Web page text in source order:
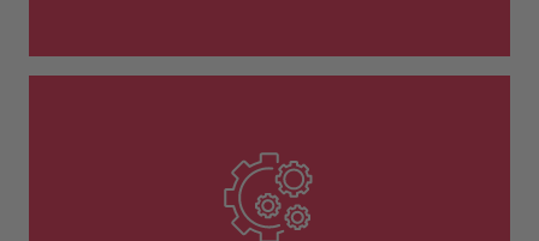
Zuverlässige Antriebstechnik
reibungslose Prozesse und